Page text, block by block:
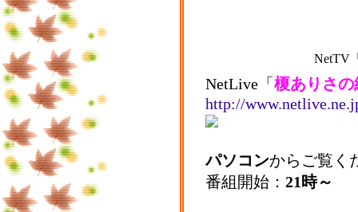
NetTV
NetLive「 榎ありさ
http://
パソコンからご覧く
番組開始： 21時～